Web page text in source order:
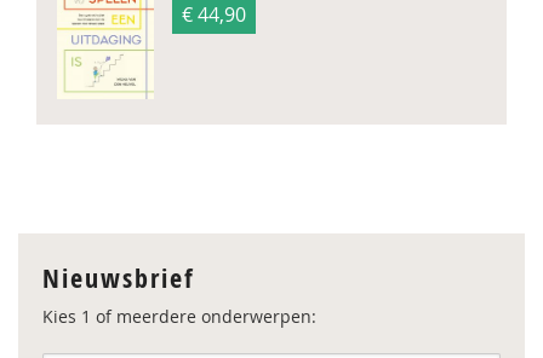
€ 44,90
Nieuwsbrief
Kies 1 of meerdere onderwerpen: